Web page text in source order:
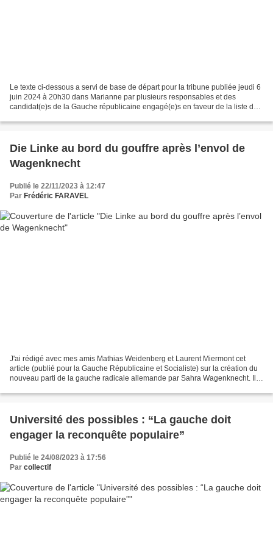
Le texte ci-dessous a servi de base de départ pour la tribune publiée jeudi 6
juin 2024 à 20h30 dans Marianne par plusieurs responsables et des
candidat(e)s de la Gauche républicaine engagé(e)s en faveur de la liste de
Die Linke au bord du gouffre après l’envol de
Wagenknecht
Publié le 22/11/2023 à 12:47
Par Frédéric FARAVEL
J'ai rédigé avec mes amis Mathias Weidenberg et Laurent Miermont cet
article (publié pour la Gauche Républicaine et Socialiste) sur la création du
nouveau parti de la gauche radicale allemande par Sahra Wagenknecht. Il
Université des possibles : “La gauche doit
engager la reconquête populaire”
Publié le 24/08/2023 à 17:56
Par collectif